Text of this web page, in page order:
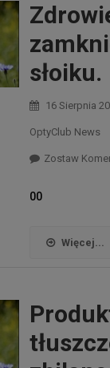
słoiku.
16 Sierpnia
OptyClub News
Zostaw
00
Więcej...